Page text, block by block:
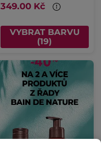
349.00 Kč
VYBRAT BARVU
(19)